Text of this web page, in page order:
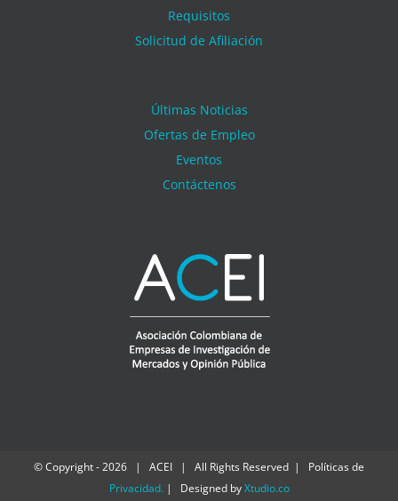
Requisitos
Solicitud de Afiliación
Últimas Noticias
Ofertas de Empleo
Eventos
Contáctenos
© Copyright -2026 | ACEI | All Rights Reserved | Políticas de
Privacidad. | Designed byXtudio.co